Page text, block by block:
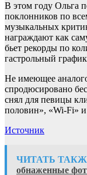
В этом году Ольга
поклонников по
музыкальных
награждают как
бьет рекорды по
гастрольный
Не имеющее
спродюсировано
снял для певицы
половин», «Wi-Fi» и
Источник
ЧИТАТЬ
обнаженные